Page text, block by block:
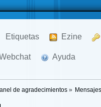
Etiquetas Ezine
Ayuda
de agradecimientos»